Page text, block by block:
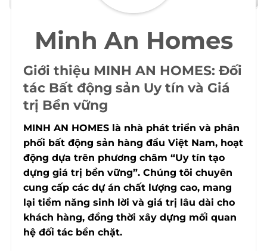
Minh An Homes
Giới thiệu MINH AN HOMES: Đối
tác Bất động sản Uy tín và Giá
trị Bền vững
MINH AN HOMES là nhà phát triển và phân
phối bất động sản hàng đầu Việt Nam, hoạt
động dựa trên phương châm “Uy tín tạo
dựng giá trị bền vững”. Chúng tôi chuyên
cung cấp các dự án chất lượng cao, mang
lại tiềm năng sinh lời và giá trị lâu dài cho
khách hàng, đồng thời xây dựng mối quan
hệ đối tác bền chặt.